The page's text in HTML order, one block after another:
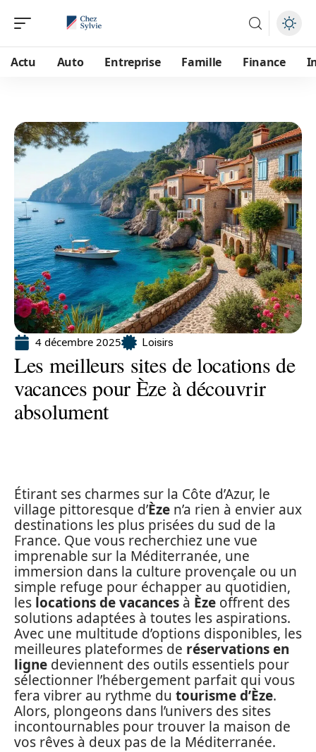
Actu Auto Entreprise Famille Finance
4 décembre 2025 Loisirs
Les meilleurs sites de locations de
vacances pour Èze à découvrir
absolument
Étirant ses charmes sur la Côte d’Azur, le
village pittoresque d’Èze n’a rien à envier aux
destinations les plus prisées du sud de la
France. Que vous recherchiez une vue
imprenable sur la Méditerranée, une
immersion dans la culture provençale ou un
simple refuge pour échapper au quotidien,
les locations de vacances à Èze offrent des
solutions adaptées à toutes les aspirations.
Avec une multitude d’options disponibles, les
meilleures plateformes de réservations en
ligne deviennent des outils essentiels pour
sélectionner l’hébergement parfait qui vous
fera vibrer au rythme du tourisme d’Èze.
Alors, plongeons dans l’univers des sites
incontournables pour trouver la maison de
vos rêves à deux pas de la Méditerranée.